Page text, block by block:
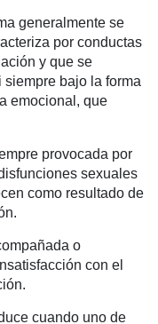
generalmente se
por conductas
y que se
bajo la forma
emocional, que
provocada por
sexuales
como resultado de
o
con el
cuando uno de